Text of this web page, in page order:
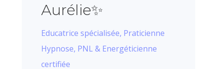
Aurélie✨
Educatrice spécialisée, Praticienne
Hypnose, PNL & Energéticienne
certifiée